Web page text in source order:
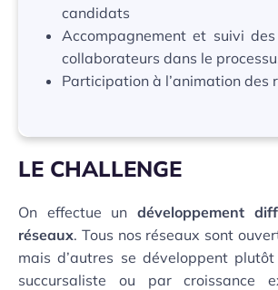
candidats
Accompagnement et suivi
collaborateurs dans le
Participation à l’animation des
LE CHALLENGE
On effectue un développement
réseaux. Tous nos réseaux sont
mais d’autres se développent
succursaliste ou par croissance